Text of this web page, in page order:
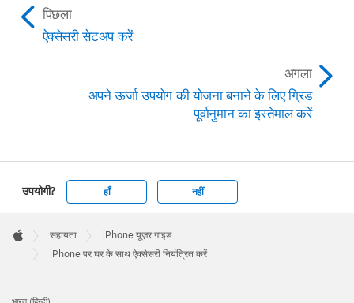
पिछला
ऐक्सेसरी सेटअप करें
अगला
अपने ऊर्जा उपयोग की योजना बनाने के लिए ग्रिड
पूर्वानुमान का इस्तेमाल करें
उपयोगी? हाँ नहीं
Footer

Apple
सहायता
iPhone यूज़र गाइड
iPhone पर घर के साथ ऐक्सेसरी नियंत्रित करें